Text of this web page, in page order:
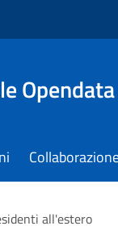
Opendata
all'estero